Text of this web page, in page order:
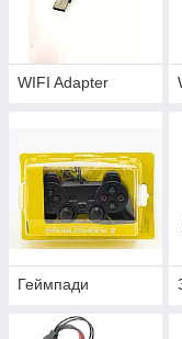
WIFI Adapter
Геймпади